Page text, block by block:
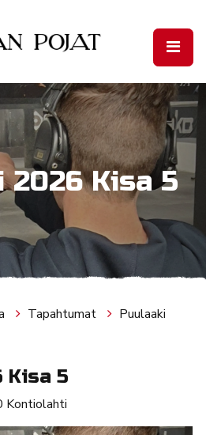
2026 Kisa 5
Tapahtumat
Puulaaki
Kisa 5
Kontiolahti